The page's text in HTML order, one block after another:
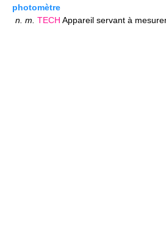
photomètre
n. m. TECH Appareil servant à